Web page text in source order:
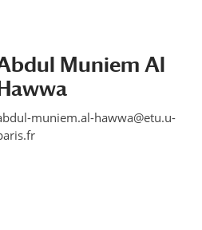
Muniem Al
muniem.al-hawwa@etu.u-